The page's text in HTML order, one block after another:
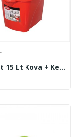
Planet 15 Lt Kova + Kep Tekerlekli Granül Mat 604